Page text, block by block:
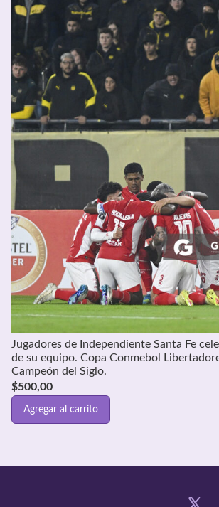
Jugadores de Independiente Santa Fe
de su equipo. Copa Conmebol
Campeón del Siglo.
$500,00
Agregar al carrito